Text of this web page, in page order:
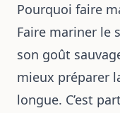
Pourquoi faire
Faire mariner le
son goût
mieux préparer
longue. C’est